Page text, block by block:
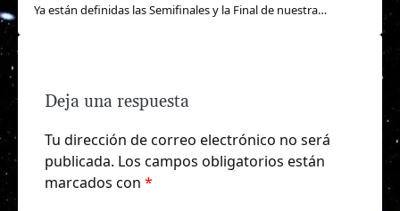
Ya están definidas las Semifinales y la Final de nuestra…
Deja una respuesta
Tu dirección de correo electrónico no será
publicada. Los campos obligatorios están
marcados con *